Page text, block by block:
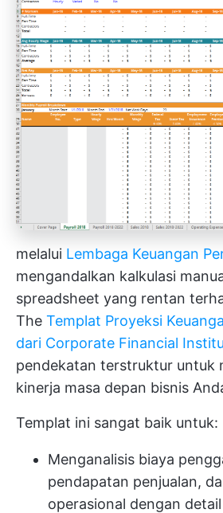
melalui Lembaga Keuangan
mengandalkan kalkulasi
spreadsheet yang rentan
The Templat Proyeksi
dari Corporate Financial
pendekatan terstruktur untuk
kinerja masa depan bisnis
Templat ini sangat baik untuk:
Menganalisis biaya
pendapatan penjualan,
operasional dengan